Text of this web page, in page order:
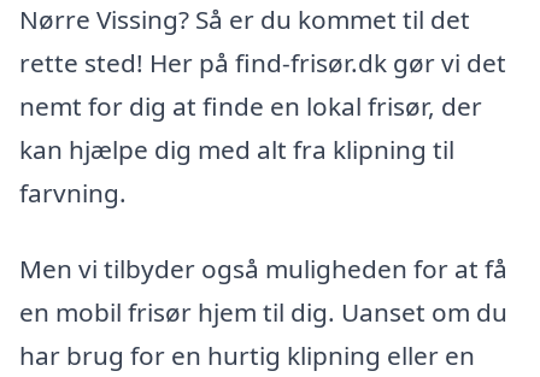
Nørre Vissing? Så er du kommet til det
rette sted! Her på find-frisør.dk gør vi det
nemt for dig at finde en lokal frisør, der
kan hjælpe dig med alt fra klipning til
farvning.
Men vi tilbyder også muligheden for at få
en mobil frisør hjem til dig. Uanset om du
har brug for en hurtig klipning eller en